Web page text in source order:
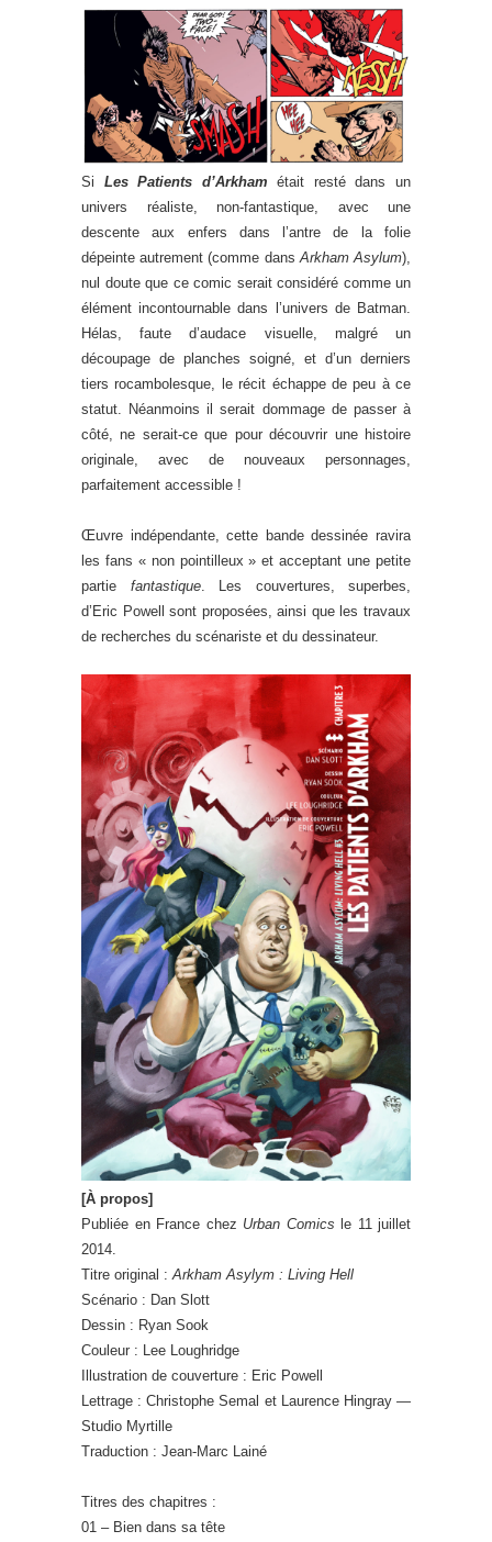
Si Les Patients d’Arkham était resté dans un
univers réaliste, non-fantastique, avec une
descente aux enfers dans l’antre de la folie
dépeinte autrement (comme dans Arkham Asylum),
nul doute que ce comic serait considéré comme un
élément incontournable dans l’univers de Batman.
Hélas, faute d’audace visuelle, malgré un
découpage de planches soigné, et d’un derniers
tiers rocambolesque, le récit échappe de peu à ce
statut. Néanmoins il serait dommage de passer à
côté, ne serait-ce que pour découvrir une histoire
originale, avec de nouveaux personnages,
parfaitement accessible !
Œuvre indépendante, cette bande dessinée ravira
les fans « non pointilleux » et acceptant une petite
partie fantastique. Les couvertures, superbes,
d’Eric Powell sont proposées, ainsi que les travaux
de recherches du scénariste et du dessinateur.
[À propos]
Publiée en France chez Urban Comics le 11 juillet
2014.
Titre original : Arkham Asylym : Living Hell
Scénario : Dan Slott
Dessin : Ryan Sook
Couleur : Lee Loughridge
Illustration de couverture : Eric Powell
Lettrage : Christophe Semal et Laurence Hingray —
Studio Myrtille
Traduction : Jean-Marc Lainé
Titres des chapitres :
01 – Bien dans sa tête